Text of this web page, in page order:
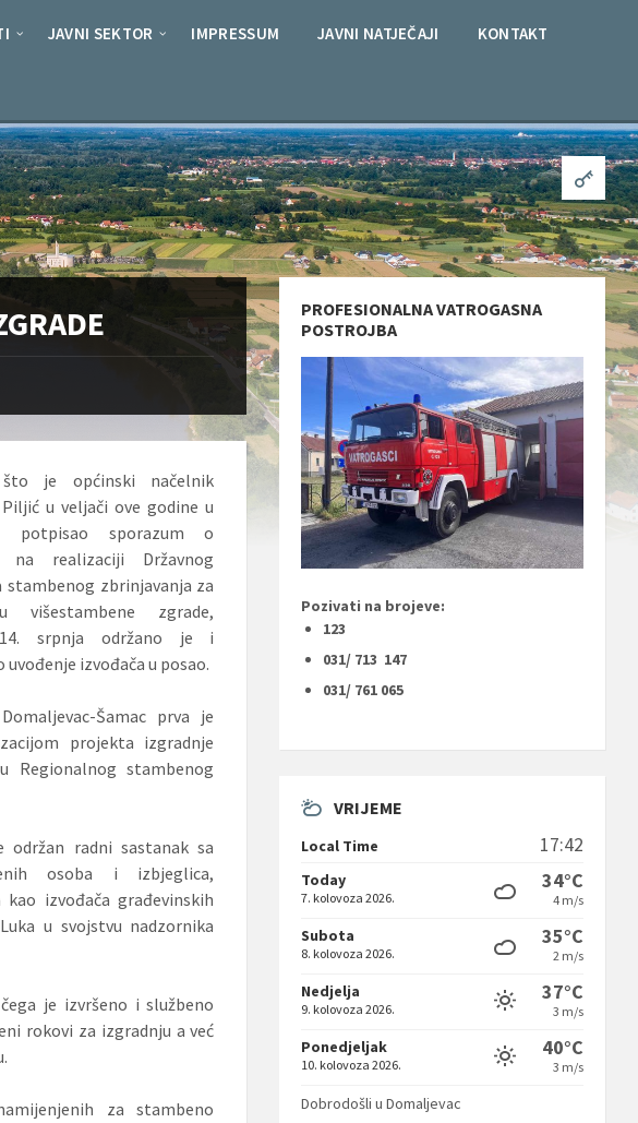
JAVNI SEKTOR IMPRESSUM JAVNI NATJEČAJI KONTAKT
je općinski načelnik
u veljači ove godine u
potpisao sporazum o
na realizaciji Državnog
stambenog zbrinjavanja za
višestambene zgrade,
srpnja održano je i
uvođenje izvođača u posao.
Šamac prva je
projekta izgradnje
Regionalnog stambenog
održan radni sastanak sa
osoba i izbjeglica,
izvođača građevinskih
u svojstvu nadzornika
je izvršeno i službeno
rokovi za izgradnju a već
za stambeno
PROFESIONALNA VATROGASNA
POSTROJBA
Pozivati na brojeve:
123
031/ 713 147
031/ 761 065
VRIJEME
Local Time 17:42
Today
7. kolovoza 2026.
34°C
4 m/s
Subota
8. kolovoza 2026.
35°C
2 m/s
Nedjelja
9. kolovoza 2026.
37°C
3 m/s
Ponedjeljak
10. kolovoza 2026.
40°C
3 m/s
Dobrodošli u Domaljevac